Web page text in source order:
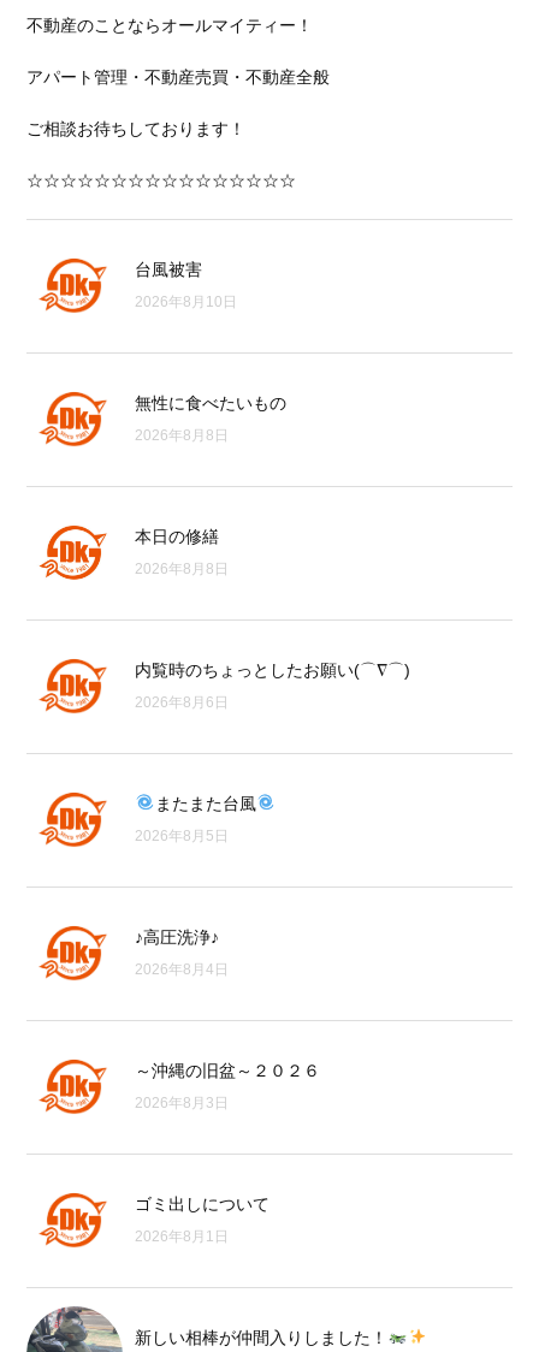
不動産のことならオールマイティー！
アパート管理・不動産売買・不動産全般
ご相談お待ちしております！
☆☆☆☆☆☆☆☆☆☆☆☆☆☆☆☆
台風被害
2026年8月10日
無性に食べたいもの
2026年8月8日
本日の修繕
2026年8月8日
内覧時のちょっとしたお願い(⌒∇⌒)
2026年8月6日
またまた台風
2026年8月5日
♪高圧洗浄♪
2026年8月4日
～沖縄の旧盆～２０２６
2026年8月3日
ゴミ出しについて
2026年8月1日
新しい相棒が仲間入りしました！